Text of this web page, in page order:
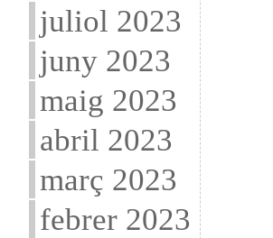
juliol 2023
juny 2023
maig 2023
abril 2023
març 2023
febrer 2023